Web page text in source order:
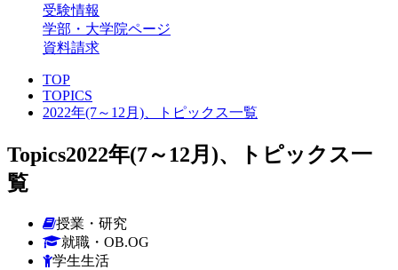
受験情報
学部・大学院ページ
資料請求
TOP
TOPICS
2022年(7～12月)、トピックス一覧
Topics2022年(7～12月)、トピックス一
覧
授業・研究
就職・OB.OG
学生生活